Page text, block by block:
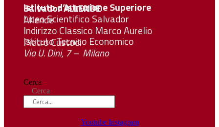
Istituto d’Istruzione Superiore SalvadorALLENDE
Liceo Scientifico Salvador Allende
Indirizzo Classico Marco Aurelio
Istituto Tecnico Economico Pietro Custodi
Via U. Dini, 7 – Milano
Cerca
Cerca
Youtube Instagram